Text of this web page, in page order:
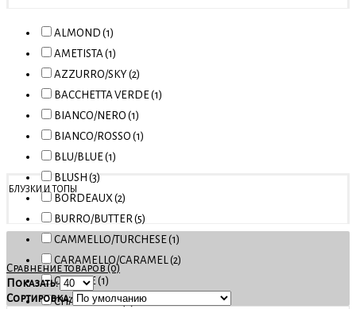
ALMOND (1)
AMETISTA (1)
AZZURRO/SKY (2)
BACCHETTA VERDE (1)
BIANCO/NERO (1)
BIANCO/ROSSO (1)
BLU/BLUE (1)
BLUSH (3)
BORDEAUX (2)
BURRO/BUTTER (5)
CAMMELLO/TURCHESE (1)
CARAMELLO/CARAMEL (2)
CELESTE (1)
CHAMPAGNE (6)
БЛУЗКИ И ТОПЫ
Сравнение товаров (0)
Показать:
Сортировка: